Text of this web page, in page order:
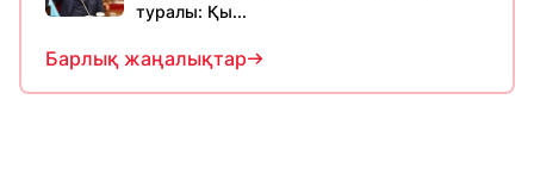
туралы: Қы...
Барлық жаңалықтар